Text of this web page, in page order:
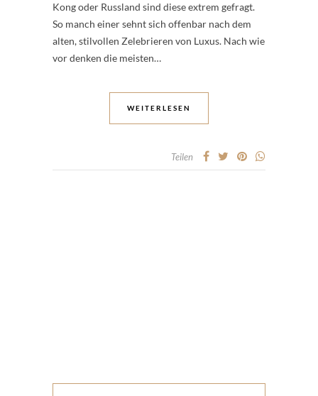
Kong oder Russland sind diese extrem gefragt.
So manch einer sehnt sich offenbar nach dem
alten, stilvollen Zelebrieren von Luxus. Nach wie
vor denken die meisten…
WEITERLESEN
Teilen